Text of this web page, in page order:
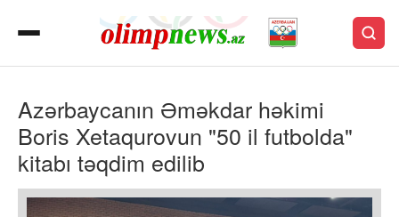
Azərbaycanın Əməkdar həkimi
Boris Xetaqurovun "50 il futbolda"
kitabı təqdim edilib